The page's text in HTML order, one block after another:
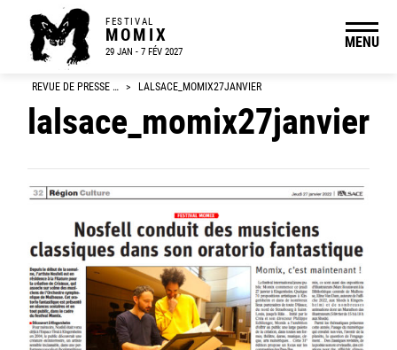
FESTIVAL
MOMIX
29 JAN - 7 FÉV 2027
MENU
REVUE DE PRESSE … > LALSACE_MOMIX27JANVIER
lalsace_momix27janvier